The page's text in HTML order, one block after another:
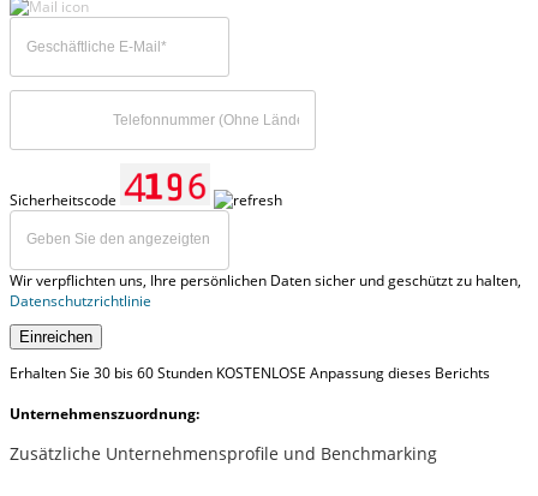
Sicherheitscode
Wir verpflichten uns, Ihre persönlichen Daten sicher und geschützt zu halten,
Datenschutzrichtlinie
Einreichen
Erhalten Sie 30 bis 60 Stunden KOSTENLOSE Anpassung dieses Berichts
Unternehmenszuordnung:
Zusätzliche Unternehmensprofile und Benchmarking